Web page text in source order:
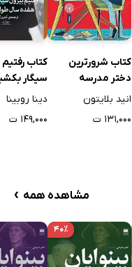
کتاب شرورترین
دختر مدرسه
انید بلایتون
۱۳۱,۰۰۰ ت
کتاب
سیگار
هفده
دینا روبینا
۱۴۹,۰۰۰ ت
مشاهده همه ›
۴۰٪